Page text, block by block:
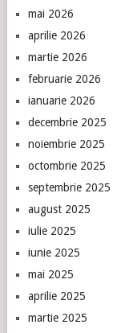
mai 2026
aprilie 2026
martie 2026
februarie 2026
ianuarie 2026
decembrie 2025
noiembrie 2025
octombrie 2025
septembrie 2025
august 2025
iulie 2025
iunie 2025
mai 2025
aprilie 2025
martie 2025